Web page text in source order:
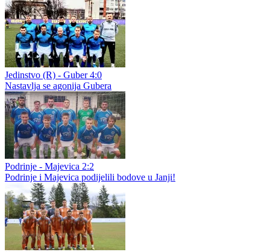
Jedinstvo (R) - Guber 4:0
Nastavlja se agonija Gubera
Podrinje - Majevica 2:2
Podrinje i Majevica podijelili bodove u Janji!